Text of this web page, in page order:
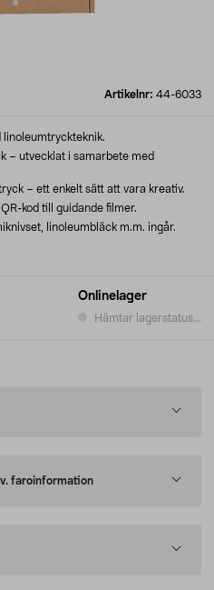
Artikelnr: 44-6033
Onlinelager
Hämtar lagerstatus...
linoleumtryckteknik.
– utvecklat i samarbete med
– ett enkelt sätt att vara kreativ.
kod till guidande filmer.
linoleumbläck m.m. ingår.
faroinformation